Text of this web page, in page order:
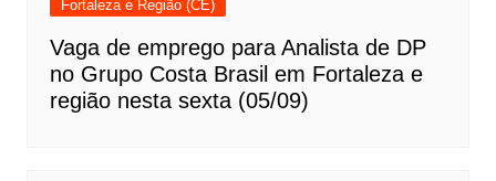
Fortaleza e Região (CE)
Vaga de emprego para Analista de DP
no Grupo Costa Brasil em Fortaleza e
região nesta sexta (05/09)